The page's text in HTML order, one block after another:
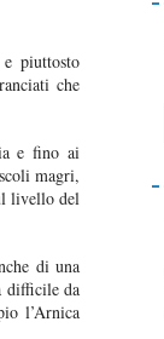
e piuttosto
che
e fino ai
magri,
livello del
di una
difficile da
l’Arnica